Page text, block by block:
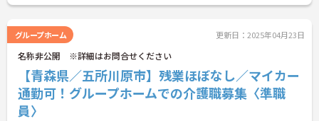
グループホーム 更新日：2025年04月23日
名称非公開 ※詳細はお問合せください
【青森県／五所川原市】残業ほぼなし／マイカー
通勤可！グループホームでの介護職募集〈準職
員〉